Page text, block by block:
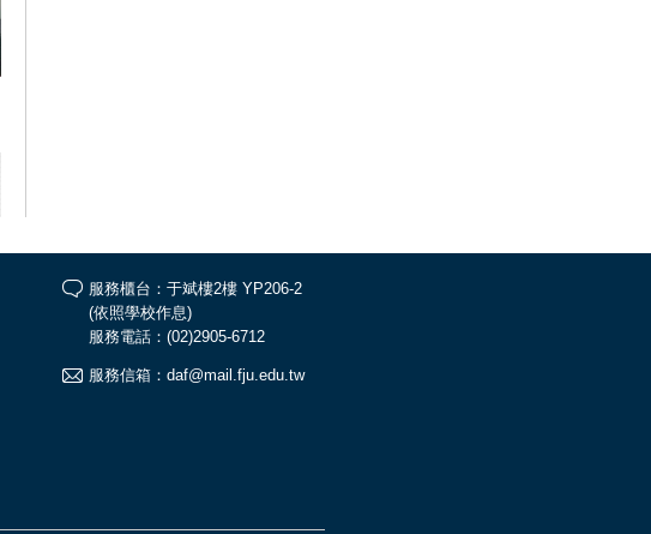
服務櫃台：于斌樓2樓 YP206-2
(依照學校作息)
服務電話：(02)2905-6712
服務信箱：daf@mail.fju.edu.tw